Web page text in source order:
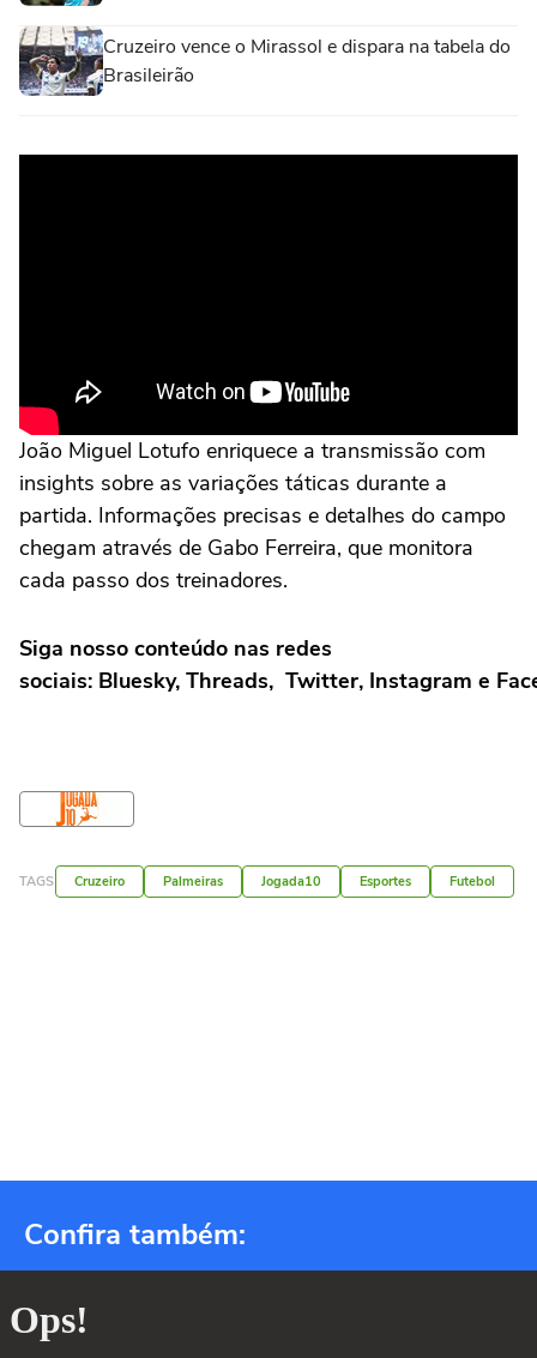
Cruzeiro vence o Mirassol e dispara na tabela do
Brasileirão
João Miguel Lotufo enriquece a transmissão com
insights sobre as variações táticas durante a
partida. Informações precisas e detalhes do campo
chegam através de Gabo Ferreira, que monitora
cada passo dos treinadores.
Siga nosso conteúdo nas redes
sociais: Bluesky, Threads, Twitter, Instagram e
TAGS Cruzeiro Palmeiras Jogada10 Esportes Futebol
Confira também: